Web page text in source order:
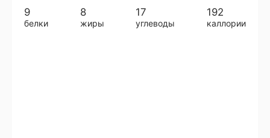
9
белки
8
жиры
17
углеводы
192
каллории